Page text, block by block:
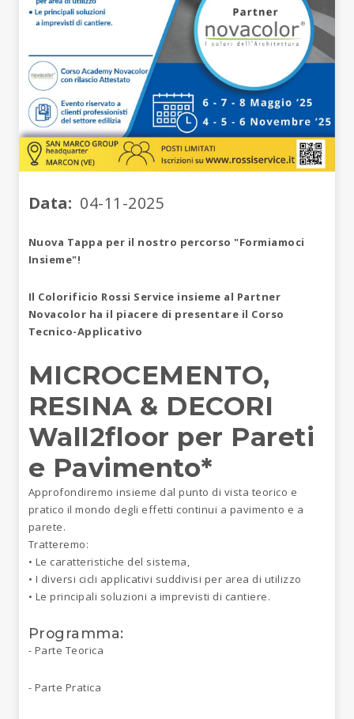
Data 04-11-2025
Nuova Tappa per il nostro percorso "Formiamoci
Insieme"!
Il Colorificio Rossi Service insieme al Partner
Novacolor ha il piacere di presentare il Corso
Tecnico-Applicativo
MICROCEMENTO,
RESINA & DECORI
Wall2floor per Pareti
e Pavimento*
Approfondiremo insieme dal punto di vista teorico e
pratico il mondo degli effetti continui a pavimento e a
parete.
Tratteremo:
• Le caratteristiche del sistema,
• I diversi cicli applicativi suddivisi per area di utilizzo
• Le principali soluzioni a imprevisti di cantiere.
Programma:
- Parte Teorica
- Parte Pratica